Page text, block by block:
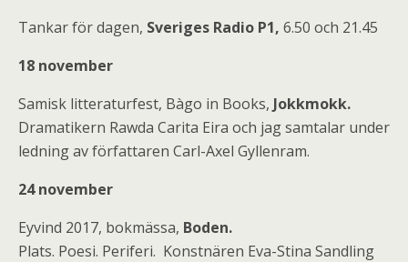
Tankar för dagen, Sveriges Radio P1, 6.50 och 21.45
18 november
Samisk litteraturfest, Bàgo in Books, Jokkmokk.
Dramatikern Rawda Carita Eira och jag samtalar under
ledning av författaren Carl-Axel Gyllenram.
24 november
Eyvind 2017, bokmässa, Boden.
Plats. Poesi. Periferi. Konstnären Eva-Stina Sandling